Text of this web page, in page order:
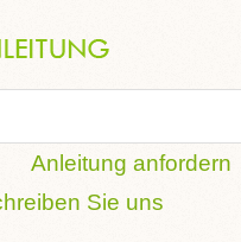
Anleitung anfordern
Sie uns